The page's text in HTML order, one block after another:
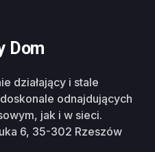
Dom
działający i stale
odnajdujących
jak i w sieci.
6, 35-302 Rzeszów